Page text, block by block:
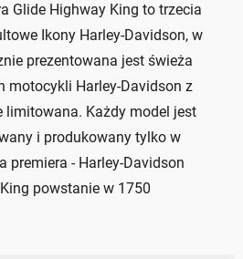
Glide Highway King to trzecia
Ikony Harley-Davidson, w
prezentowana jest świeża
motocykli Harley-Davidson z
limitowana. Każdy model jest
i produkowany tylko w
premiera - Harley-Davidson
powstanie w 1750